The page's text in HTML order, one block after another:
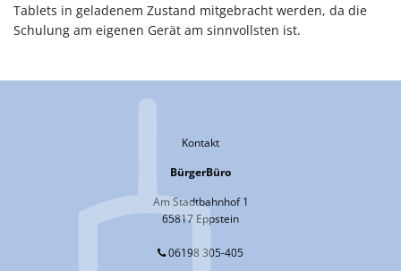
Tablets in geladenem Zustand mitgebracht werden, da die
Schulung am eigenen Gerät am sinnvollsten ist.
Kontakt
BürgerBüro
Am Stadtbahnhof 1
65817 Eppstein
06198 305-405